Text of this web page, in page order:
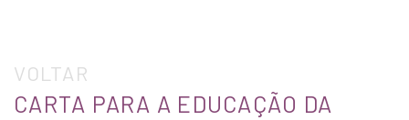
VOLTAR
CARTA PARA A EDUCAÇÃO DA